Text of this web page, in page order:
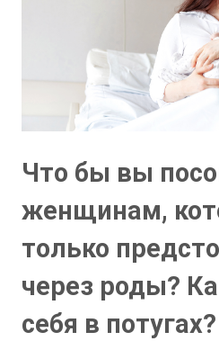
Что бы вы
женщинам,
только
через роды?
себя в потугах?